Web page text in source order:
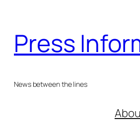
content
Press
News between the lines